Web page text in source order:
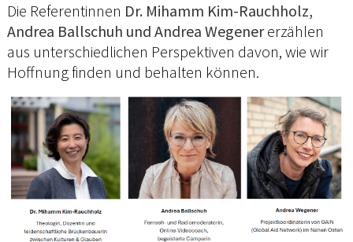
Die Referentinnen Dr. Mihamm Kim-Rauchholz,
Andrea Ballschuh und Andrea Wegenererzählen
aus unterschiedlichen Perspektiven davon, wie wir
Hoffnung finden und behalten können.